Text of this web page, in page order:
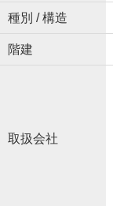
種別 / 構造
階建
取扱会社